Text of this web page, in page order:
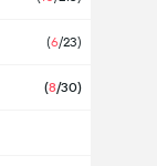
(6/23)
(8/30)